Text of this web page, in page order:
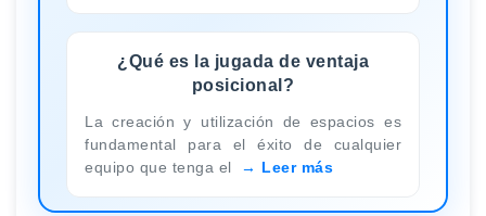
¿Qué es la jugada de ventaja
posicional?
La creación y utilización de espacios es
fundamental para el éxito de cualquier
equipo que tenga el
Leer más